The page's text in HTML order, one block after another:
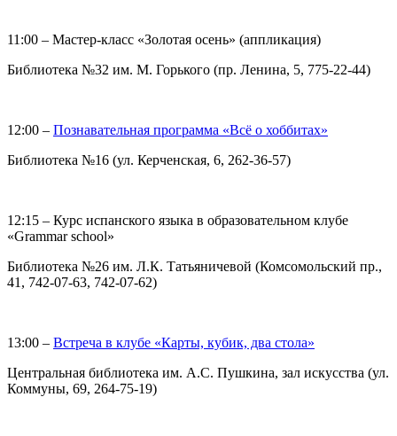
11:00 – Мастер-класс «Золотая осень» (аппликация)
Библиотека №32 им. М. Горького (пр. Ленина, 5, 775-22-44)
12:00 – Познавательная программа «Всё о хоббитах»
Библиотека №16 (ул. Керченская, 6, 262-36-57)
12:15 – Курс испанского языка в образовательном клубе
«Grammar school»
Библиотека №26 им. Л.К. Татьяничевой (Комсомольский пр.,
41, 742-07-63, 742-07-62)
13:00 – Встреча в клубе «Карты, кубик, два стола»
Центральная библиотека им. А.С. Пушкина, зал искусства (ул.
Коммуны, 69, 264-75-19)